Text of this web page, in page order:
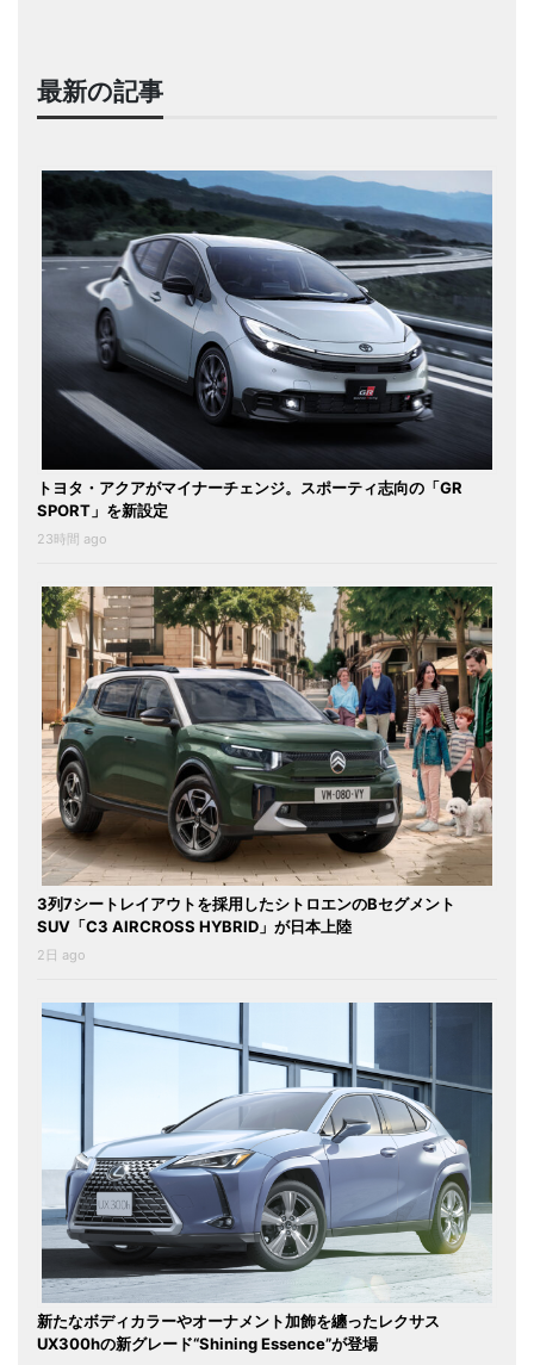
最新の記事
トヨタ・アクアがマイナーチェンジ。スポーティ志向の「GR
SPORT」を新設定
23時間 ago
3列7シートレイアウトを採用したシトロエンのBセグメント
SUV「C3 AIRCROSS HYBRID」が日本上陸
2日 ago
新たなボディカラーやオーナメント加飾を纏ったレクサス
UX300hの新グレード“Shining Essence”が登場